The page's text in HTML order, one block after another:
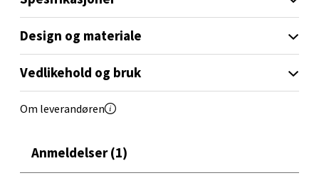
Design og materiale
Vedlikehold og bruk
Om leverandøren
Anmeldelser (1)
Velg
Sandvika - Thon Senter Sandvika
0 i butikk